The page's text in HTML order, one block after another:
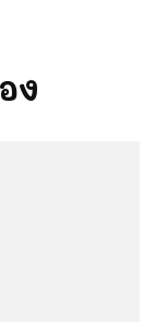
ง